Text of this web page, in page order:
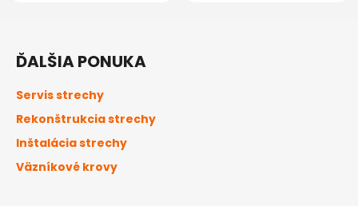
ĎALŠIA PONUKA
Servis strechy
Rekonštrukcia strechy
Inštalácia strechy
Väzníkové krovy